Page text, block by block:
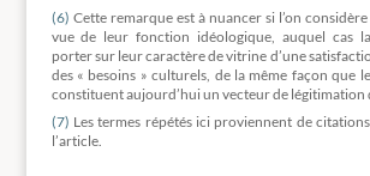
(6) Cette remarque est à nuancer si l’on
vue de leur fonction idéologique, auquel cas
porter sur leur caractère de vitrine d’une
des « besoins » culturels, de la même façon que
constituent aujourd’hui un vecteur de légitimation
(7) Les termes répétés ici proviennent de
l’article.